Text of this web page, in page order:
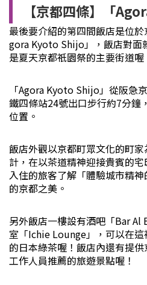
【京都四條】「
最後要介紹的第四間飯店是位
gora Kyoto Shijo」，飯店對面
是夏天京都祇園祭的主要街道喔
「Agora Kyoto Shijo」從阪急
鐵四條站24號出口步行約7分鐘
位置。
飯店外觀以京都町眾文化的町
計，在以茶道精神迎接貴賓的
入住的旅客了解「體驗城市精神
的京都之美。
另外飯店一樓設有酒吧「Bar
室「Ichie Lounge」，可以在
的日本綠茶喔！飯店內還有提
工作人員推薦的旅遊景點喔！